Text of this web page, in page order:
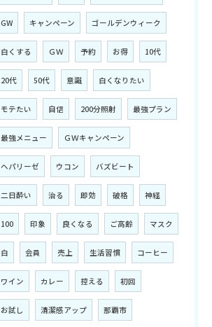
GW キャンペーン ゴールデンウィーク
白くする ＧＷ 予約 お得 10代
20代 50代 意識 白くなりたい
モテたい 自信 200分照射 最強プラン
最強メニュー ＧＷキャンペーン
ヘパリーゼ ウコン バズビート
二日酔い 治る 即効 破格 神経
100 印象 良くなる ご高齢 マスク
白 会員 売上 生活習慣 コーヒー
ワイン カレー 控える 初回
お試し 清潔感アップ 那覇市